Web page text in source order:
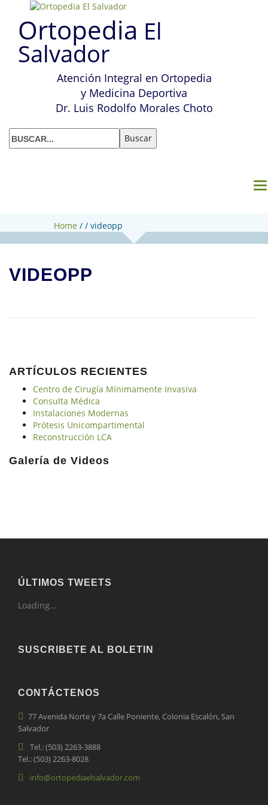
Ortopedia El
Salvador
Atención Integral en Ortopedia
y Medicina Deportiva
Dr. Luis Rodolfo Morales Choto
Home / / videopp
VIDEOPP
ARTÍCULOS RECIENTES
Centro de Cirugía Mínimamente Invasiva
Consulta Médica
Instalaciones Modernas
Prótesis Unicompartimental
Reconstrucción LCA
Galería de Videos
ÚLTIMOS TWEETS
Loading...
SUSCRIBETE AL BOLETIN
CONTÁCTENOS
77 Avenida Norte y 7a Calle Poniente, Colonia Escalón, San
Salvador
Tel.: (503) 2263-3888
Tel.: (503) 2263-8028
info@ortopediaelsalvador.com